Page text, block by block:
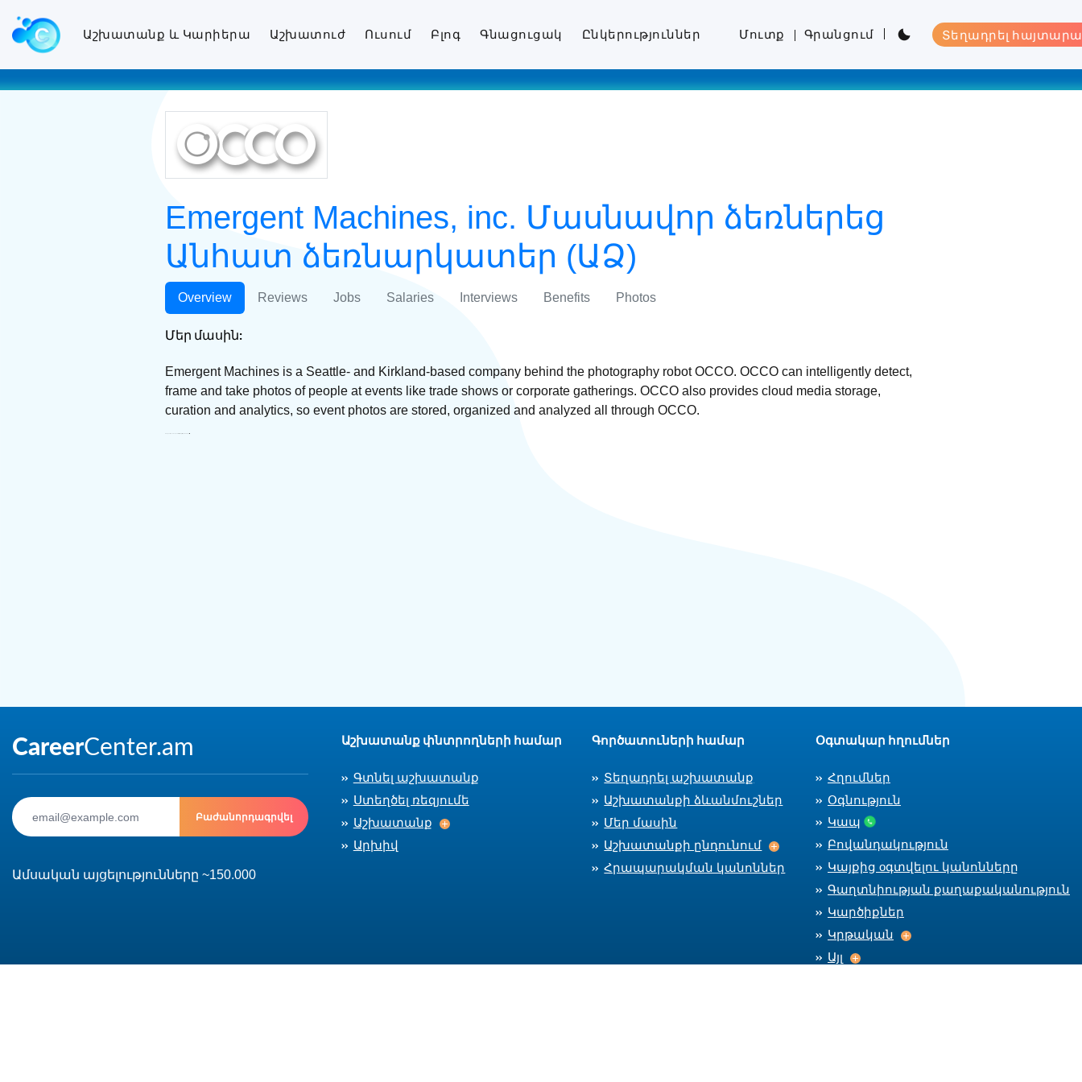
Աշխատանք և Կարիերա Աշխատուժ Ուսում Բլոգ Գնացուցակ Ընկերություններ Մուտք Գրանցում Տեղադրել
Emergent Machines, inc. Մասնավոր ձեռներեց
Անհատ ձեռնարկատեր (ԱՁ)
Overview Reviews Jobs Salaries Interviews Benefits Photos
Մեր մասին:
Emergent Machines is a Seattle- and Kirkland-based company behind the photography robot OCCO. OCCO can intelligently detect,
frame and take photos of people at events like trade shows or corporate gatherings. OCCO also provides cloud media storage,
curation and analytics, so event photos are stored, organized and analyzed all through OCCO.
Բաժանորդագրվել
Ամսական այցելությունները ~150.000
Աշխատանք փնտրողների համար
Գտնել աշխատանք
Ստեղծել ռեզյումե
Աշխատանք
Աշխատանք
Արխիվ
Գործատուների համար
Տեղադրել աշխատանք
Աշխատանքի ձևանմուշներ
Մեր մասին
Աշխատանքի ընդունում
Աշխատանքի ընդունում
Հրապարակման կանոններ
Օգտակար հղումներ
Հղումներ
Օգնություն
Կապ
Բովանդակություն
Կայքից оգտվելու կանոնները
Գաղտնիության քաղաքականություն
Կարծիքներ
Կրթական
Կրթական
Այլ
Այլ